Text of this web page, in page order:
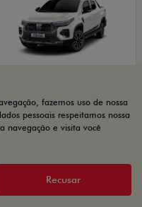
CNPJ E
MICROEMPRESÁRIOS
fazemos uso de nossa
pessoais respeitamos nossa
navegação e visita você
Recusar